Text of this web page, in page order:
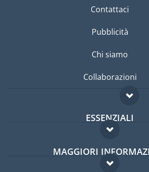
Contattaci
Pubblicità
Chi siamo
Collaborazioni
ESSENZIALI
Forum per expat
Guida per expat
MAGGIORI
Domande frequenti